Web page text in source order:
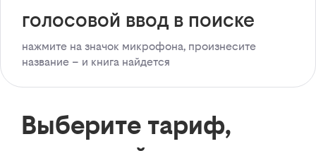
голосовой ввод в поиске
нажмите на значок микрофона, произнесите
название – и книга найдется
Выберите тариф,